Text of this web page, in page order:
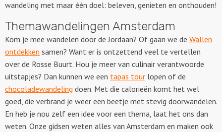
wandeling met maar één doel: beleven, genieten en onthouden!
Themawandelingen Amsterdam
Kom je mee wandelen door de Jordaan? Of gaan we de Wallen
ontdekken samen? Want er is ontzettend veel te vertellen
over de Rosse Buurt. Hou je meer van culinair verantwoorde
uitstapjes? Dan kunnen we een tapas tour lopen of de
chocoladewandeling doen. Met die calorieën komt het wel
goed, die verbrand je weer een beetje met stevig doorwandelen.
En heb je nou zelf een idee voor een thema, laat het ons dan
weten. Onze gidsen weten alles van Amsterdam en maken ook